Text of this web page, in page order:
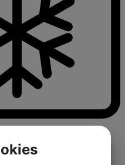
fryseskabe